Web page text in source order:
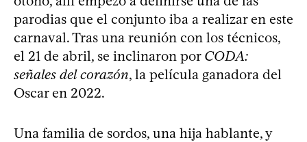
parodias que el conjunto iba a realizar en este
carnaval. Tras una reunión con los técnicos,
el 21 de abril, se inclinaron por CODA:
señales del corazón, la película ganadora del
Oscar en 2022.
Una familia de sordos, una hija hablante, y